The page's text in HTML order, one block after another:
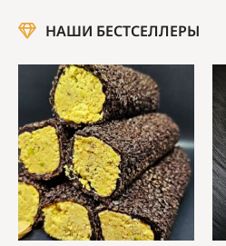
НАШИ БЕСТСЕЛЛЕРЫ